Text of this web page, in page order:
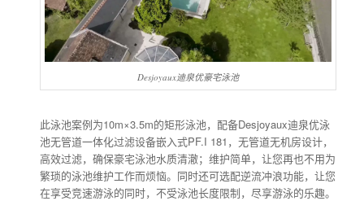
Desjoyaux迪泉优豪宅泳池
此泳池案例为10m×3.5m的矩形泳池，配备Desjoyaux迪泉优泳
池无管道一体化过滤设备嵌入式PF.I 181，无管道无机房设计，
高效过滤，确保豪宅泳池水质清澈；维护简单，让您再也不用为
繁琐的泳池维护工作而烦恼。同时还可选配逆流冲浪功能，让您
在享受竞速游泳的同时，不受泳池长度限制，尽享游泳的乐趣。